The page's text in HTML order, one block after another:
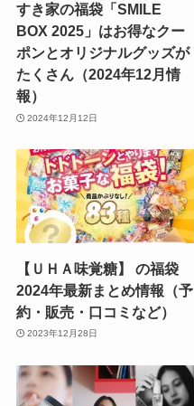
すき家の福袋「SMILE
BOX 2025」はお得なクー
ポンとオリジナルグッズが
たくさん（2024年12月情
報）
2024年12月12日
【ＵＨＡ味覚糖】 の福袋
2024年最新まとめ情報（予
約・販売・口コミなど）
2023年12月28日